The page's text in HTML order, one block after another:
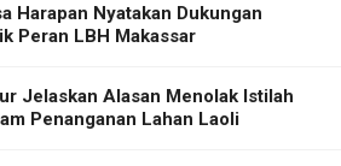
Harapan Nyatakan Dukungan
Peran LBH Makassar
Jelaskan Alasan Menolak Istilah
Penanganan Lahan Laoli